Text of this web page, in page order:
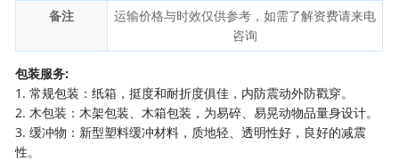
备注
运输价格与时效仅供参考，如需了解资费请来电
咨询
包装服务:
1. 常规包装：纸箱，挺度和耐折度俱佳，内防震动外防戳穿。
2. 木包装：木架包装、木箱包装，为易碎、易晃动物品量身设计。
3. 缓冲物：新型塑料缓冲材料，质地轻、透明性好，良好的减震
性。